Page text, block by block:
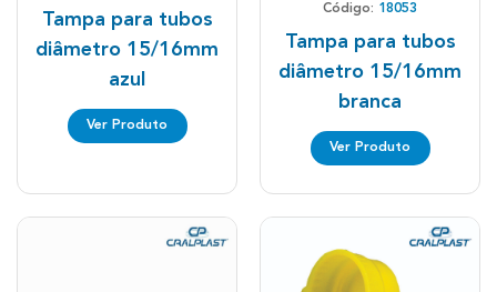
Tampa para tubos
diâmetro 15/16mm
azul
Ver Produto
Código: 18053
Tampa para tubos
diâmetro 15/16mm
branca
Ver Produto